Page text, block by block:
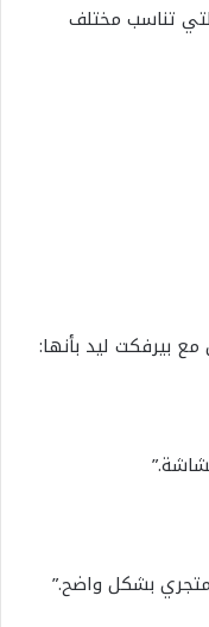
تناسب مختلف
مع بيرفكت ليد بأنها:
بشكل واضح.”